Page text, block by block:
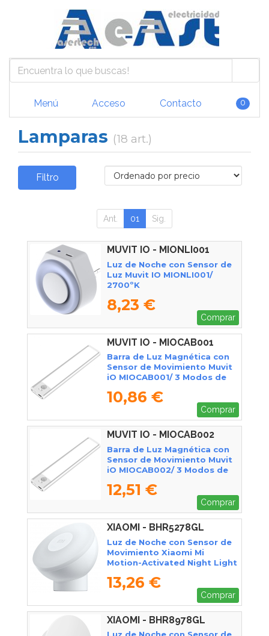
Menú Acceso Contacto 0
Lamparas (18 art.)
Filtro
Ant. 01 Sig.
MUVIT IO - MIONLI001
Luz de Noche con Sensor de
Luz Muvit IO MIONLI001/
2700ºK
8,23 €
Comprar
MUVIT IO - MIOCAB001
Barra de Luz Magnética con
Sensor de Movimiento Muvit
iO MIOCAB001/ 3 Modos de
10,86 €
Comprar
MUVIT IO - MIOCAB002
Barra de Luz Magnética con
Sensor de Movimiento Muvit
iO MIOCAB002/ 3 Modos de
12,51 €
Comprar
XIAOMI - BHR5278GL
Luz de Noche con Sensor de
Movimiento Xiaomi Mi
Motion-Activated Night Light
2800ºK/ Ángulo de apertura
120º
13,26 €
Comprar
XIAOMI - BHR8978GL